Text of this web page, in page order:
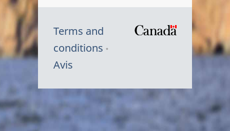
Terms and
conditions
Avis
Symbole
Canada